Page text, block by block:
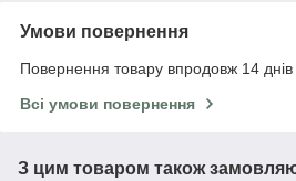
Умови повернення
Повернення товару впродовж 14
Всі умови повернення
З цим товаром також